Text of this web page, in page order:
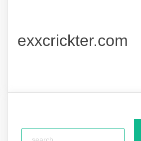
exxcrickter.com